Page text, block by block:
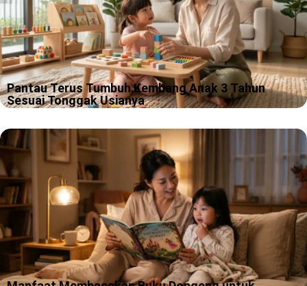
Pahami 5 Ciri Anak Siap Masuk TK Agar Tidak
Menangis Di Sekolah
antar, anak salaman, lalu kamu pulang. Tapi versi kenyataannya
kadang lebih mirip adegan drama keluarga, hanya saja pemeran
utamanya masih pakai…
Pantau Terus Tumbuh Kembang Anak 3 Tahun